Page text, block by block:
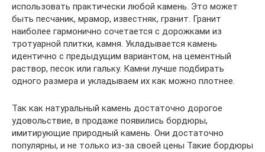
использовать практически любой камень. Это может
быть песчаник, мрамор, известняк, гранит. Гранит
наиболее гармонично сочетается с дорожками из
тротуарной плитки, камня. Укладывается камень
идентично с предыдущим вариантом, на цементный
раствор, песок или гальку. Камни лучше подбирать
одного размера и укладываем их как можно плотнее.
Так как натуральный камень достаточно дорогое
удовольствие, в продаже появились бордюры,
имитирующие природный камень. Они достаточно
популярны, и не только из-за своей цены Такие бордюры